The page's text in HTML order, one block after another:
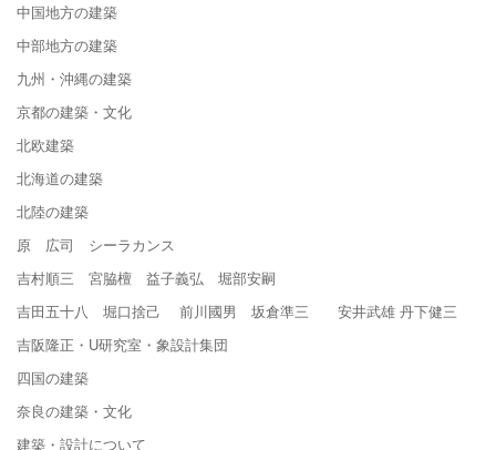
中国地方の建築
中部地方の建築
九州・沖縄の建築
京都の建築・文化
北欧建築
北海道の建築
北陸の建築
原 広司 シーラカンス
吉村順三 宮脇檀 益子義弘 堀部安嗣
吉田五十八 堀口捨己 前川國男 坂倉準三 安井武雄 丹下健三
吉阪隆正・U研究室・象設計集団
四国の建築
奈良の建築・文化
建築・設計について